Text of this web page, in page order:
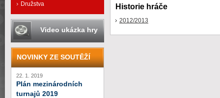
Historie hráče
2012/2013
Družstva
Video ukázka hry
NOVINKY ZE SOUTĚŽÍ
22. 1. 2019
Plán mezinárodních
turnajů 2019